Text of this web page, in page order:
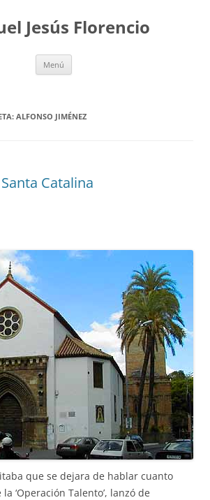
Jesús Florencio
Menú
ALFONSO JIMÉNEZ
Catalina
que se dejara de hablar cuanto
‘Operación Talento’, lanzó de